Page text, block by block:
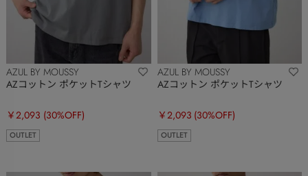
AZUL BY MOUSSY
AZコットン ポケットTシャツ
￥2,093 (30%OFF)
OUTLET
AZUL BY MOUSSY
AZコットン ポケットTシャツ
￥2,093 (30%OFF)
OUTLET